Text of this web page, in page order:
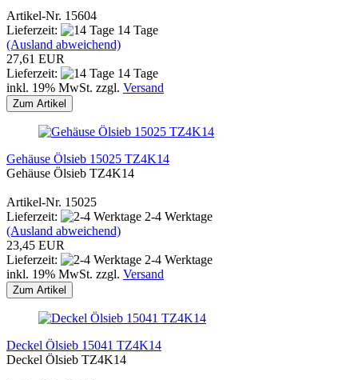
Artikel-Nr. 15604
Lieferzeit:
14 Tage
(Ausland abweichend)
27,61 EUR
Lieferzeit:
14 Tage
inkl. 19% MwSt. zzgl. Versand
Zum Artikel
Gehäuse Ölsieb 15025 TZ4K14
Gehäuse Ölsieb TZ4K14
Artikel-Nr. 15025
Lieferzeit:
2-4 Werktage
(Ausland abweichend)
23,45 EUR
Lieferzeit:
2-4 Werktage
inkl. 19% MwSt. zzgl. Versand
Zum Artikel
Deckel Ölsieb 15041 TZ4K14
Deckel Ölsieb TZ4K14